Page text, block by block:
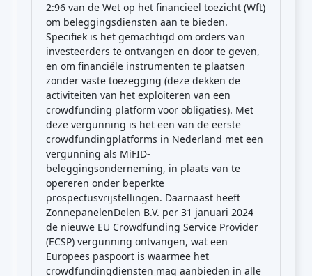
2:96 van de Wet op het financieel toezicht (Wft)
om beleggingsdiensten aan te bieden.
Specifiek is het gemachtigd om orders van
investeerders te ontvangen en door te geven,
en om financiële instrumenten te plaatsen
zonder vaste toezegging (deze dekken de
activiteiten van het exploiteren van een
crowdfunding platform voor obligaties). Met
deze vergunning is het een van de eerste
crowdfundingplatforms in Nederland met een
vergunning als MiFID-
beleggingsonderneming, in plaats van te
opereren onder beperkte
prospectusvrijstellingen. Daarnaast heeft
ZonnepanelenDelen B.V. per 31 januari 2024
de nieuwe EU Crowdfunding Service Provider
(ECSP) vergunning ontvangen, wat een
Europees paspoort is waarmee het
crowdfundingdiensten mag aanbieden in alle